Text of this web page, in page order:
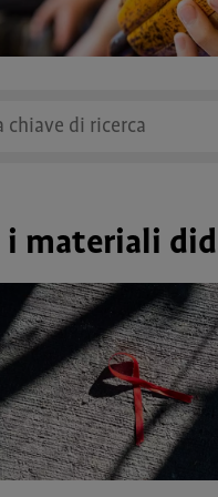
materiali